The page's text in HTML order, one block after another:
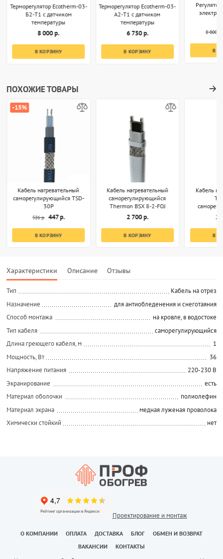
Терморегулятор Ecotherm-03-
Б2-T1 с датчиком
температуры
8 000 р.
В КОРЗИНУ
Терморегулятор Ecotherm-03-
А2-T1 с датчиком
температуры
6 750 р.
В КОРЗИНУ
8 800 р.
В
ПОХОЖИЕ ТОВАРЫ
-15%
Кабель нагревательный
саморегулирующийся TSD-
30P
526 р. 447 р.
В КОРЗИНУ
Кабель нагревательный
саморегулирующийся
Thermon BSX 8-2-FOJ
2 700 р.
В КОРЗИНУ
Кабель
2
В
Характеристики Описание Отзывы
Тип
Кабель на отрез
Назначение
для антиобледенения и снеготаяния
Способ монтажа
на кровле, в водостоке
Тип кабеля
саморегулирующийся
Длина греющего кабеля, м
1
Мощность, Вт
36
Напряжение питания
220-230 В
Экранирование
есть
Материал оболочки
полиолефин
Материал экрана
медная луженая проволока
Химически стойкий
нет
Проектирование и монтаж
О КОМПАНИИ ОПЛАТА ДОСТАВКА БЛОГ
ОБМЕН И ВОЗВРАТ
ВАКАНСИИ
КОНТАКТЫ